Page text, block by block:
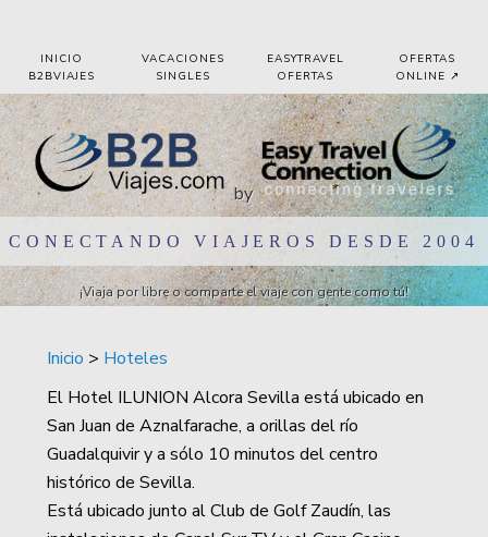
Pasar al contenido principal
OFERTAS
ONLINE ↗️
EASYTRAVEL
OFERTAS
VACACIONES
SINGLES
INICIO
B2BVIAJES
by
CONECTANDO VIAJEROS DESDE 2004
¡Viaja por libre o comparte el viaje con gente como tú!
Inicio > Hoteles
El Hotel ILUNION Alcora Sevilla está ubicado en
San Juan de Aznalfarache, a orillas del río
Guadalquivir y a sólo 10 minutos del centro
histórico de Sevilla.
Está ubicado junto al Club de Golf Zaudín, las